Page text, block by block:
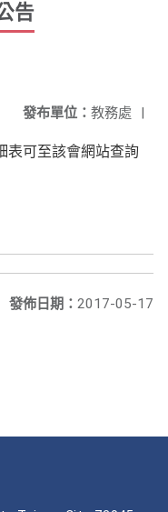
告
發布單位： 教務處 |
表可至該會網站查詢
發佈日期： 2017-05-17